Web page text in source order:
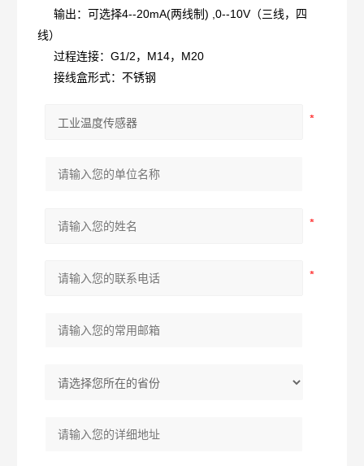
输出：可选择4--20mA(两线制) ,0--10V（三线，四
线）
过程连接：G1/2，M14，M20
接线盒形式：不锈钢